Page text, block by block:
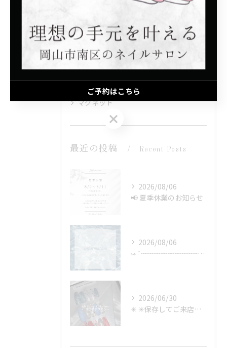
シンプル
モテカワ
子連れ
プライベートサロン
マグネット
最近の投稿 Recent Posts
2026/08/06
📢 夏季休業のお知らせ
2026/08/06
⑅∙˚┈┈┈┈┈┈┈┈┈┈┈┈˚∙⑅
2026/06/30
✳︎ ✳︎保存してご来店時に見せるのもOK✳︎
ご予約はこちら
ご予約はこちら